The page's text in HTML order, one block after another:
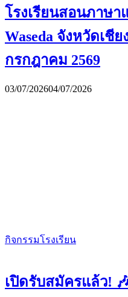
โรงเรียนสอนภาษ
Waseda จังหวัดเชี
กรกฎาคม 2569
03/07/202604/07/2026
กิจกรรมโรงเรียน
เปิดรับสมัครแล้ว!